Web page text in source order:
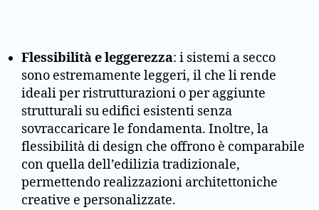
Flessibilità e leggerezza: i sistemi a secco
sono estremamente leggeri, il che li rende
ideali per ristrutturazioni o per aggiunte
strutturali su edifici esistenti senza
sovraccaricare le fondamenta. Inoltre, la
flessibilità di design che offrono è comparabile
con quella dell’edilizia tradizionale,
permettendo realizzazioni architettoniche
creative e personalizzate.